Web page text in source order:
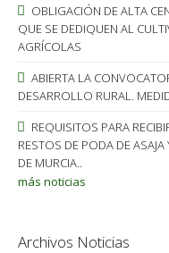
OBLIGACIÓN DE ALTA
QUE SE DEDIQUEN AL
AGRÍCOLAS
ABIERTA LA
DESARROLLO RURAL.
REQUISITOS PARA
RESTOS DE PODA DE
DE MURCIA..
más noticias
Archivos Noticias